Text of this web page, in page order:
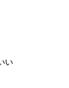
い